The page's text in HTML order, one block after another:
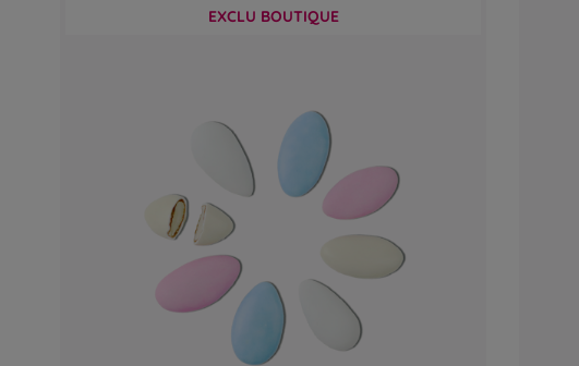
EXCLU BOUTIQUE